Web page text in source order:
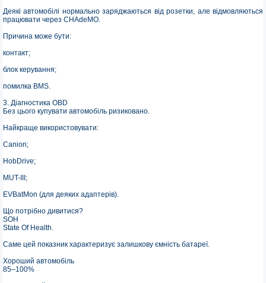
Деякі автомобілі нормально заряджаються від розетки, але відмовляються
працювати через CHAdeMO.
Причина може бути:
контакт;
блок керування;
помилка BMS.
3. Діагностика OBD
Без цього купувати автомобіль ризиковано.
Найкраще використовувати:
Canion;
HobDrive;
MUT-III;
EVBatMon (для деяких адаптерів).
Що потрібно дивитися?
SOH
State Of Health.
Саме цей показник характеризує залишкову ємність батареї.
Хороший автомобіль
85–100%